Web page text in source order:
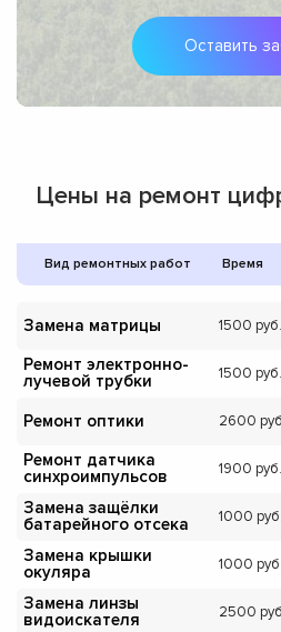
Оставить
Цены на ремонт
Вид ремонтных работ Время
Замена матрицы 1500
Ремонт электронно-
лучевой трубки
1500
Ремонт оптики 2600
Ремонт датчика
синхроимпульсов
1900
Замена защёлки
батарейного отсека
1000
Замена крышки
окуляра
1000
Замена линзы
видоискателя
2500